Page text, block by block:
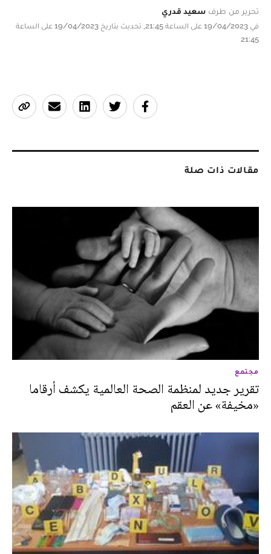
تحرير من طرف سعيد قدري
في 19/04/2023 على الساعة 21:45, تحديث بتاريخ 19/04/2023 على الساعة
21:45
مقالات ذات صلة
مجتمع
تقرير جديد لمنظمة الصحة العالمية يكشف أرقاما
«مخيفة» عن العقم